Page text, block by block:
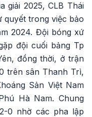
giải 2025, CLB Thái
quyết trong việc bảo
2024. Đội bóng xứ
đội cuối bảng Tp
đồng thời, ở trận
trên sân Thanh Trì,
Sản Việt Nam
Hà Nam. Chung
0 nhờ các pha lập